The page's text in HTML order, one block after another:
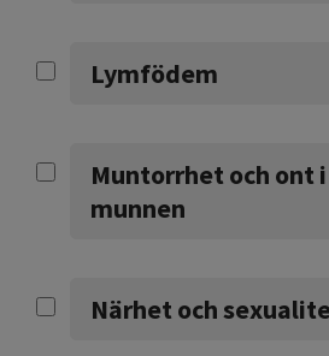
Lymfödem
Muntorrhet och ont i
munnen
Närhet och